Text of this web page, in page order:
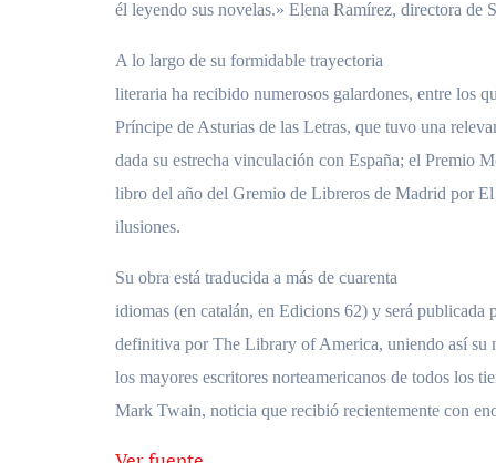
él leyendo sus novelas.» Elena Ramírez, directora de
A lo largo de su formidable trayectoria
literaria ha recibido numerosos galardones, entre los
Príncipe de Asturias de las Letras, que tuvo una
dada su estrecha vinculación con España; el Premio
libro del año del Gremio de Libreros de Madrid por
ilusiones.
Su obra está traducida a más de cuarenta
idiomas (en catalán, en Edicions 62) y será publicada
definitiva por The Library of America, uniendo así su
los mayores escritores norteamericanos de todos los
Mark Twain, noticia que recibió recientemente con